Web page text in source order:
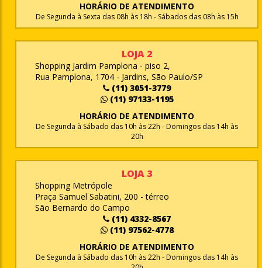
HORÁRIO DE ATENDIMENTO
De Segunda à Sexta das 08h às 18h - Sábados das 08h às 15h
LOJA 2
Shopping Jardim Pamplona - piso 2,
Rua Pamplona, 1704 - Jardins, São Paulo/SP
(11) 3051-3779
(11) 97133-1195
HORÁRIO DE ATENDIMENTO
De Segunda à Sábado das 10h às 22h - Domingos das 14h às
20h
LOJA 3
Shopping Metrópole
Praça Samuel Sabatini, 200 - térreo
São Bernardo do Campo
(11) 4332-8567
(11) 97562-4778
HORÁRIO DE ATENDIMENTO
De Segunda à Sábado das 10h às 22h - Domingos das 14h às